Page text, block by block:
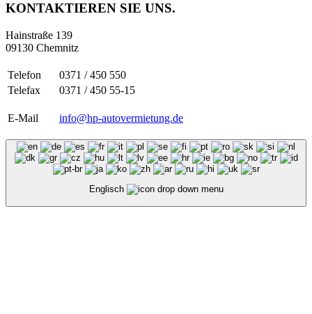
KONTAKTIEREN SIE UNS.
Hainstraße 139
09130 Chemnitz
Telefon
0371 / 450 550
Telefax
0371 / 450 55-15
E-Mail info@hp-autovermietung.de
Englisch